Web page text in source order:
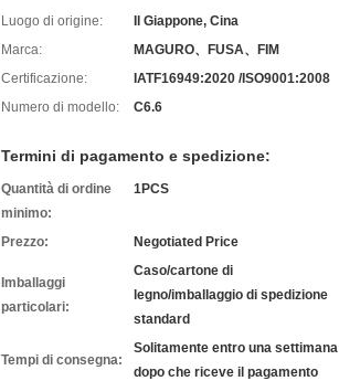
Luogo di origine:
Il Giappone, Cina
Marca:
MAGURO、FUSA、FIM
Certificazione:
IATF16949:2020 /ISO9001:2008
Numero di modello:
C6.6
Termini di pagamento e spedizione:
Quantità di ordine
minimo:
1PCS
Prezzo: Negotiated Price
Imballaggi
particolari:
Caso/cartone di
legno/imballaggio di spedizione
standard
Tempi di consegna:
Solitamente entro una settimana
dopo che riceve il pagamento